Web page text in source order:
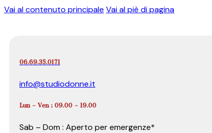
Vai al contenuto principale Vai al piè di pagina
06.69.35.0171
info@studiodonne.it
Lun – Ven : 09.00 – 19.00
Sab – Dom : Aperto per emergenze*